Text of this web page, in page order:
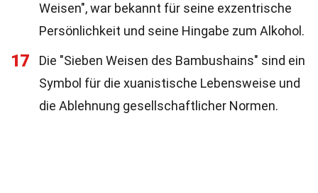
Weisen", war bekannt für seine exzentrische
Persönlichkeit und seine Hingabe zum Alkohol.
17
Die "Sieben Weisen des Bambushains" sind ein
Symbol für die xuanistische Lebensweise und
die Ablehnung gesellschaftlicher Normen.